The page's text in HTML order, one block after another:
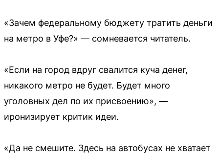
«Зачем федеральному бюджету тратить деньги
на метро в Уфе?» — сомневается читатель.
«Если на город вдруг свалится куча денег,
никакого метро не будет. Будет много
уголовных дел по их присвоению», —
иронизирует критик идеи.
«Да не смешите. Здесь на автобусах не хватает